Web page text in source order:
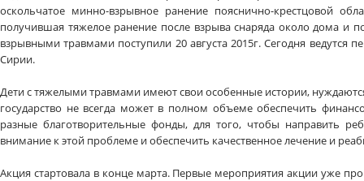
оскольчатое минно-взрывное ранение пояснично-крестцовой
получившая тяжелое ранение после взрыва снаряда около дома и
взрывными травмами поступили 20 августа 2015г. Сегодня
Сирии.
Дети с тяжелыми травмами имеют свои особенные истории,
государство не всегда может в полном объеме обеспечить
разные благотворительные фонды, для того, чтобы направить
внимание к этой проблеме и обеспечить качественное лечение и
Акция стартовала в конце марта. Первые мероприятия акции уже